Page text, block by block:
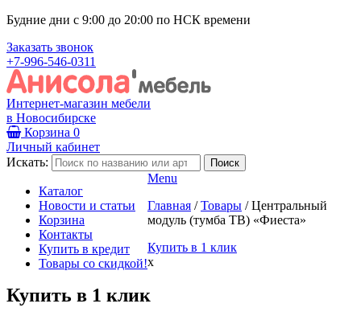
Будние дни с 9:00 до 20:00 по НСК времени
Заказать звонок
+7-996-546-0311
Интернет-магазин мебели
в Новосибирске
Корзина 0
Личный кабинет
Искать:
Каталог
Новости и статьи
Корзина
Контакты
Купить в кредит
Товары со скидкой!
Menu
Главная / Товары / Центральный
модуль (тумба ТВ) «Фиеста»
Купить в 1 клик
x
Купить в 1 клик